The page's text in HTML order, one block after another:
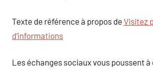
Texte de référence à propos de Visitez
d’informations
Les échanges sociaux vous poussent à